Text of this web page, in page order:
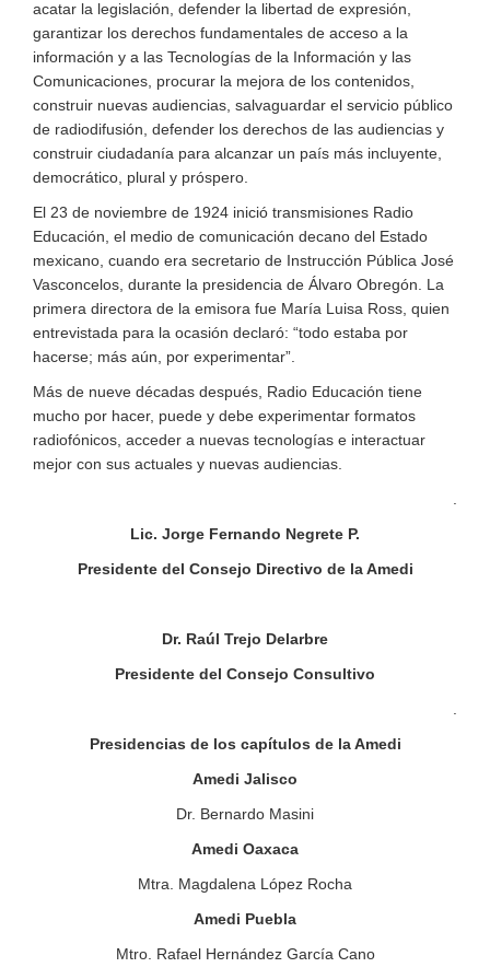
acatar la legislación, defender la libertad de expresión,
garantizar los derechos fundamentales de acceso a la
información y a las Tecnologías de la Información y las
Comunicaciones, procurar la mejora de los contenidos,
construir nuevas audiencias, salvaguardar el servicio público
de radiodifusión, defender los derechos de las audiencias y
construir ciudadanía para alcanzar un país más incluyente,
democrático, plural y próspero.
El 23 de noviembre de 1924 inició transmisiones Radio
Educación, el medio de comunicación decano del Estado
mexicano, cuando era secretario de Instrucción Pública José
Vasconcelos, durante la presidencia de Álvaro Obregón. La
primera directora de la emisora fue María Luisa Ross, quien
entrevistada para la ocasión declaró: “todo estaba por
hacerse; más aún, por experimentar”.
Más de nueve décadas después, Radio Educación tiene
mucho por hacer, puede y debe experimentar formatos
radiofónicos, acceder a nuevas tecnologías e interactuar
mejor con sus actuales y nuevas audiencias.
.
Lic. Jorge Fernando Negrete P.
Presidente del Consejo Directivo de la Amedi
Dr. Raúl Trejo Delarbre
Presidente del Consejo Consultivo
.
Presidencias de los capítulos de la Amedi
Amedi Jalisco
Dr. Bernardo Masini
Amedi Oaxaca
Mtra. Magdalena López Rocha
Amedi Puebla
Mtro. Rafael Hernández García Cano